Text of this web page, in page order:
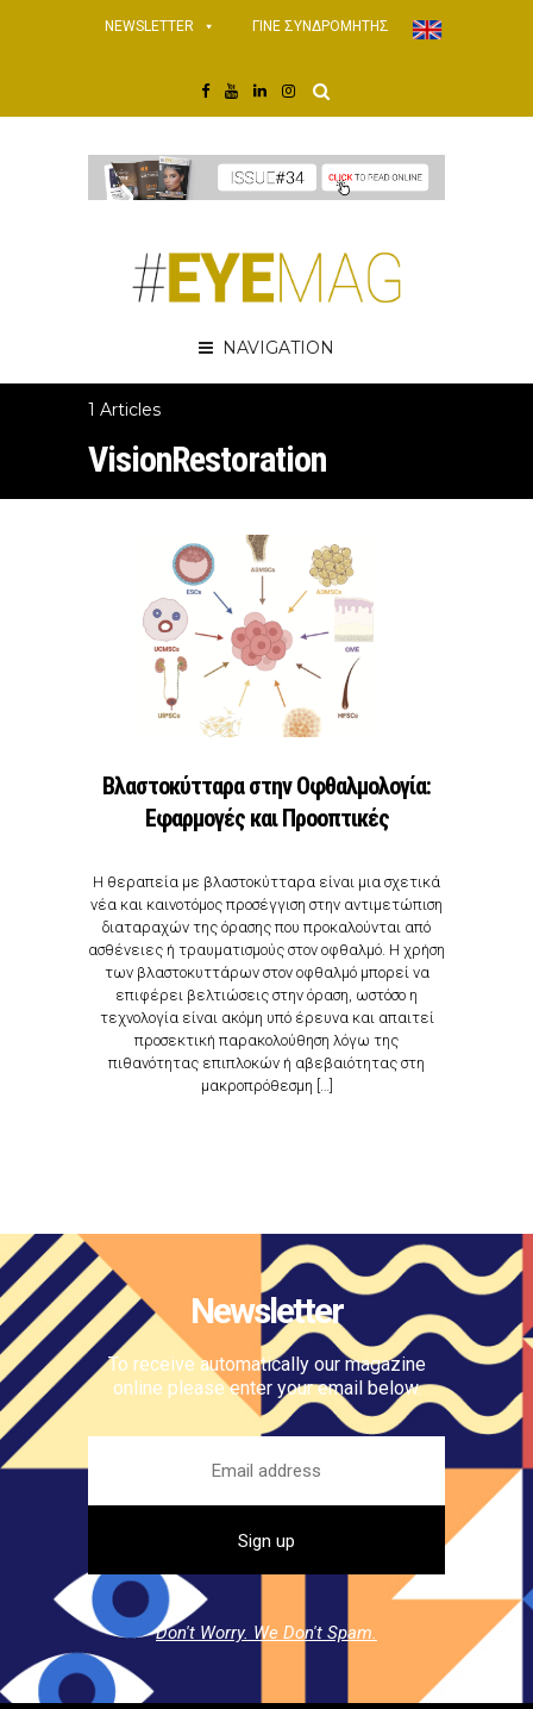
NEWSLETTER ΓΙΝΕ ΣΥΝΔΡΟΜΗΤΗΣ
NAVIGATION
1 Articles
VisionRestoration
Βλαστοκύτταρα στην Οφθαλμολογία:
Εφαρμογές και Προοπτικές
Η θεραπεία με βλαστοκύτταρα είναι μια σχετικά
νέα και καινοτόμος προσέγγιση στην αντιμετώπιση
διαταραχών της όρασης που προκαλούνται από
ασθένειες ή τραυματισμούς στον οφθαλμό. Η χρήση
των βλαστοκυττάρων στον οφθαλμό μπορεί να
επιφέρει βελτιώσεις στην όραση, ωστόσο η
τεχνολογία είναι ακόμη υπό έρευνα και απαιτεί
προσεκτική παρακολούθηση λόγω της
πιθανότητας επιπλοκών ή αβεβαιότητας στη
μακροπρόθεσμη […]
Newsletter
To receive automatically our magazine
online please enter your email below.
Don't Worry. We Don't Spam.